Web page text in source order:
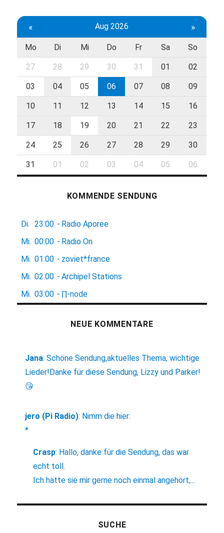
« Aug 2026 »
Mo Di Mi Do Fr Sa So
27 28 29 30 31 01 02
03 04 05 06 07 08 09
10 11 12 13 14 15 16
17 18 19 20 21 22 23
24 25 26 27 28 29 30
31 01 02 03 04 05 06
KOMMENDE SENDUNG
Di. 23:00 - Radio Aporee
Mi. 00:00 - Radio On
Mi. 01:00 - zoviet*france
Mi. 02:00 - Archipel Stations
Mi. 03:00 - ∏-node
NEUE KOMMENTARE
Jana:Schöne Sendung,aktuelles Thema, wichtige
Lieder!Danke für diese Sendung, Lizzy und Parker!
😘
jero (Pi Radio): Nimm die hier:
*
Crasp: Hallo, danke für die Sendung, das war
echt toll.
Ich hätte sie mir gerne noch einmal angehört,...
SUCHE